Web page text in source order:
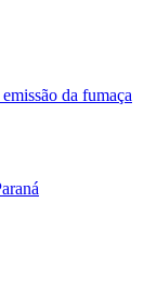
da fumaça